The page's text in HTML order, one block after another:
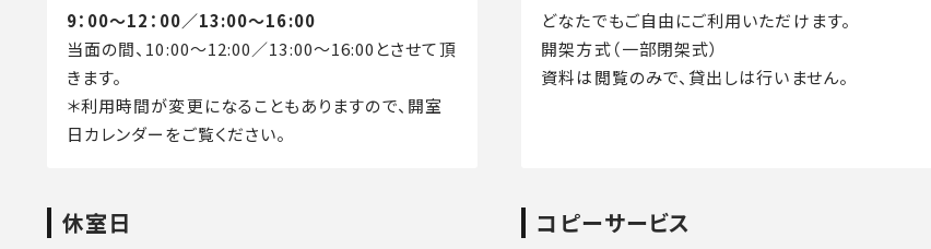
9：00～12：00／13:00～16:00
当面の間、10:00～12:00／13:00～16:00とさせて頂
きます。
＊利用時間が変更になることもありますので、開室
日カレンダーをご覧ください。
休室日
どなたでもご自由にご利用いただけます。
開架方式（一部閉架式）
資料は閲覧のみで、貸出しは行いません。
コピーサービス